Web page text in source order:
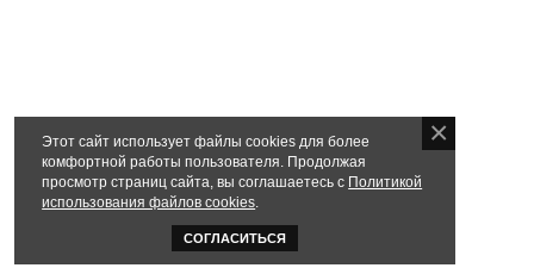
Этот сайт использует файлы cookies для более
комфортной работы пользователя. Продолжая
просмотр страниц сайта, вы соглашаетесь с Политикой
использования файлов cookies
СОГЛАСИТЬСЯ